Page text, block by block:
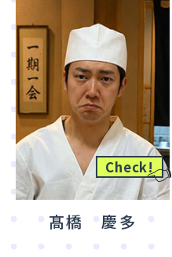
Check!👈
髙橋 慶多